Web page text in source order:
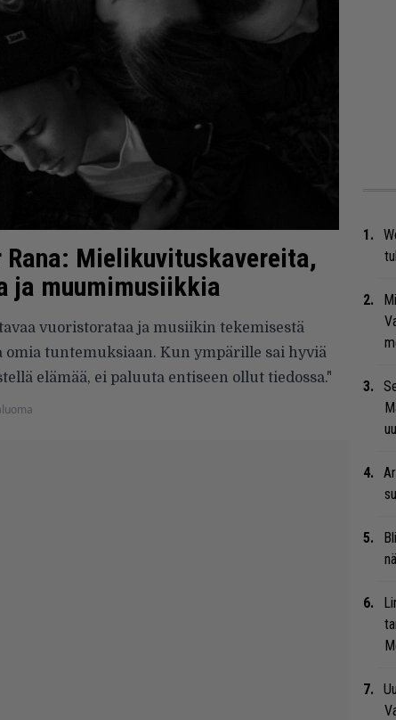
Mielikuvituskavereita,
ja muumimusiikkia
vuoristorataa ja musiikin tekemisestä
tuntemuksiaan. Kun ympärille sai hyviä
elämää, ei paluuta entiseen ollut tiedossa."